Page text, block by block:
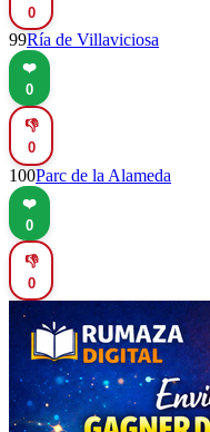
0
99Ría de Villaviciosa
❤️
0
👎
0
100Parc de la Alameda
❤️
0
👎
0